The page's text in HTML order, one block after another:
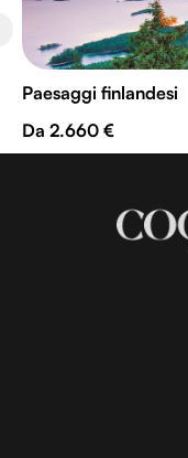
Paesaggi finlandesi
Da 2.660 €